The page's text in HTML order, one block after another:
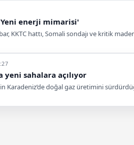
enerji mimarisi'
KKTC hattı, Somali sondajı ve kritik
sahalara açılıyor
Karadeniz’de doğal gaz üretimini